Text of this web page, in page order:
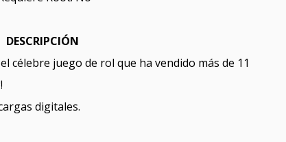
DESCRIPCIÓN
célebre juego de rol que ha vendido más de 11
digitales.